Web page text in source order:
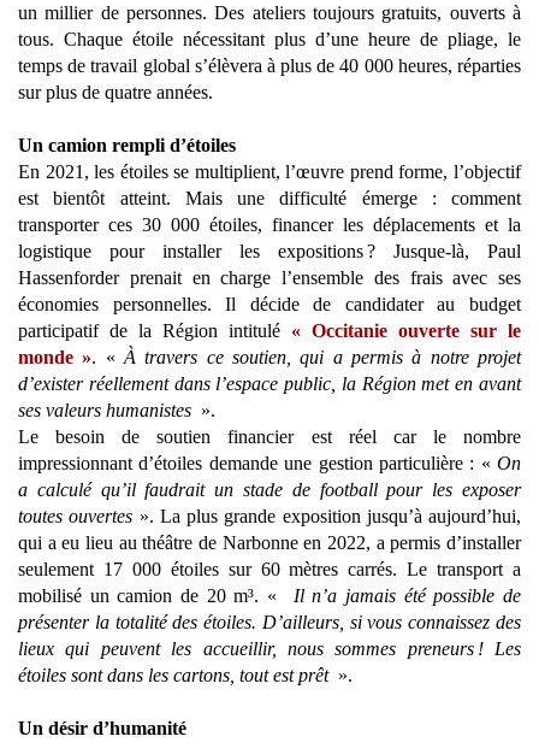
un millier de personnes. Des ateliers toujours gratuits, ouverts à
tous. Chaque étoile nécessitant plus d’une heure de pliage, le
temps de travail global s’élèvera à plus de 40 000 heures, réparties
sur plus de quatre années.
Un camion rempli d’étoiles
En 2021, les étoiles se multiplient, l’œuvre prend forme, l’objectif
est bientôt atteint. Mais une difficulté émerge : comment
transporter ces 30 000 étoiles, financer les déplacements et la
logistique pour installer les expositions ? Jusque-là, Paul
Hassenforder prenait en charge l’ensemble des frais avec ses
économies personnelles. Il décide de candidater au budget
participatif de la Région intitulé « Occitanie ouverte sur le
monde ». «À travers ce soutien, qui a permis à notre projet
d’exister réellement dans l’espace public, la Région met en avant
ses valeurs humanistes ».
Le besoin de soutien financier est réel car le nombre
impressionnant d’étoiles demande une gestion particulière : « On
a calculé qu’il faudrait un stade de football pour les exposer
toutes ouvertes ». La plus grande exposition jusqu’à aujourd’hui,
qui a eu lieu au théâtre de Narbonne en 2022, a permis d’installer
seulement 17 000 étoiles sur 60 mètres carrés. Le transport a
mobilisé un camion de 20 m³. «
Il n’a jamais été possible de
présenter la totalité des étoiles. D’ailleurs, si vous connaissez des
lieux qui peuvent les accueillir, nous sommes preneurs ! Les
étoiles sont dans les cartons, tout est prêt ».
Un désir d’humanité